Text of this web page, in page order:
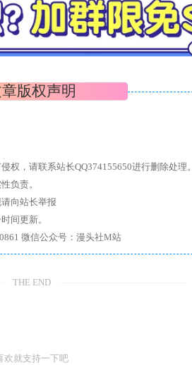
版权声明
，请联系站长QQ374155650进行删除处理。
负责。
向站长举报
间更新。
7、带你进入绅士内部，畅所欲言，释放最真实的自我官方qq群：167200861 微信公众号：漫头社M站
THE END
欢就支持一下吧